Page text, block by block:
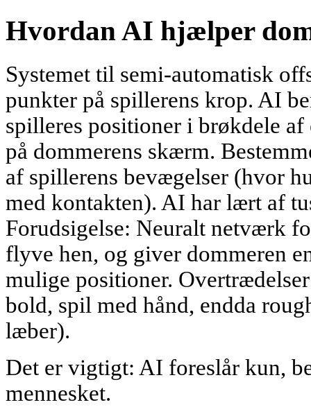
Hvordan AI hjælper
Systemet til semi-automatisk
punkter på spillerens krop. AI
spilleres positioner i brøkdele af
på dommerens skærm.
af spillerens bevægelser (hvor
med kontakten). AI har lært af
Forudsigelse: Neuralt netværk
flyve hen, og giver dommeren
mulige positioner.
bold, spil med hånd, endda
læber).
Det er vigtigt: AI foreslår kun,
mennesket.